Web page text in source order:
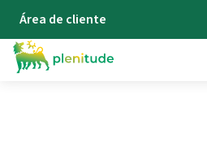
Área de cliente